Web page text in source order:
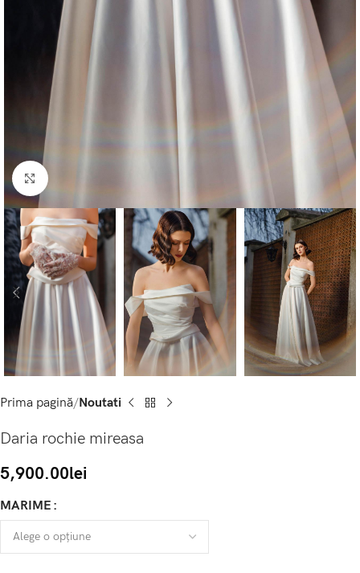
Click to enlarge
Prima pagină Noutati
Daria rochie mireasa
5,900.00lei
MARIME